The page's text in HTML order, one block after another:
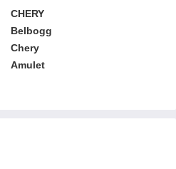
CHERY
Belbogg
Chery
Amulet